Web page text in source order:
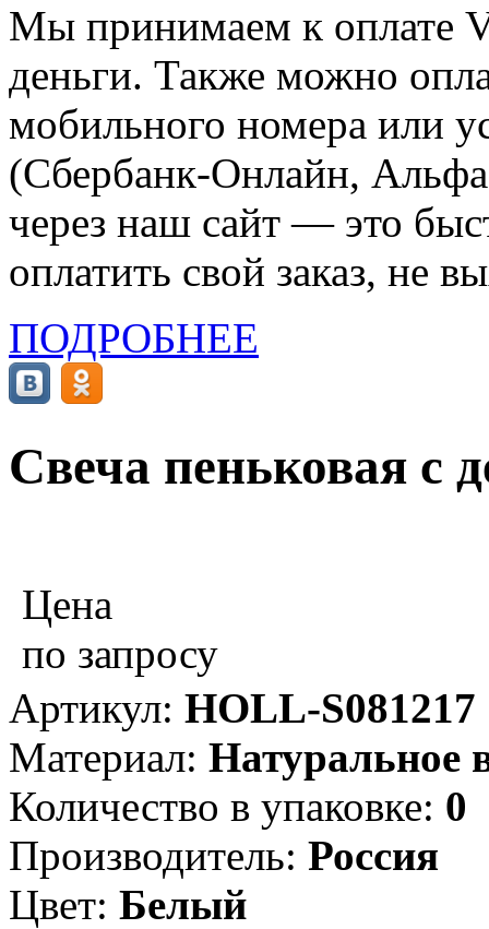
Мы принимаем к оплате
деньги. Также можно
мобильного номера или
(Сбербанк-Онлайн,
через наш сайт — это
оплатить свой заказ, не
ПОДРОБНЕЕ
Свеча пеньковая с
Цена
по запросу
Артикул: HOLL-S081217
Материал: Натуральное
Количество в упаковке: 0
Производитель: Россия
Цвет: Белый